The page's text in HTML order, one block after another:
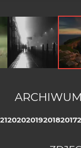
2020201920182017